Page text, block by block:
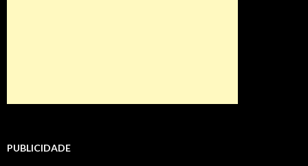
PUBLICIDADE